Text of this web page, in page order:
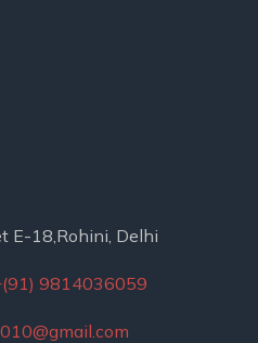
E-18,Rohini, Delhi
9814036059